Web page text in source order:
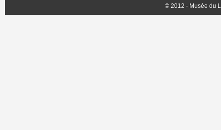
© 2012 - Musée du